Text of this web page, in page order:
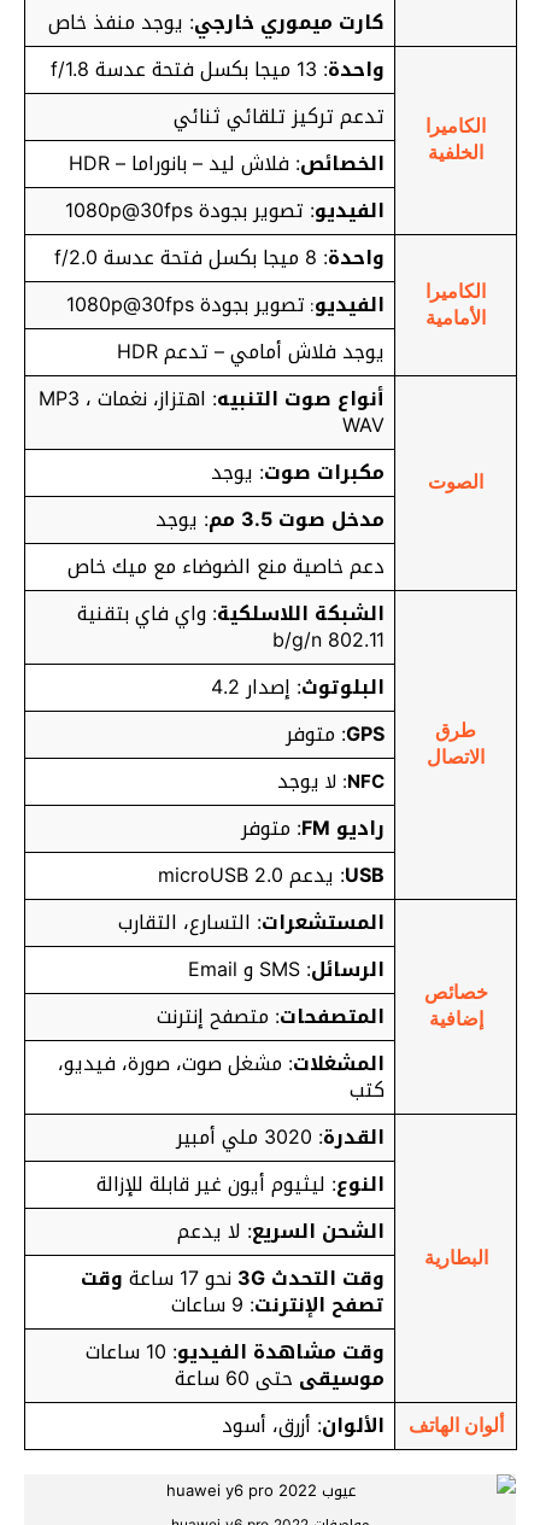
كارت ميموري خارجي: يوجد منفذ خاص
الكاميرا
الخلفية
واحدة: 13 ميجا بكسل فتحة عدسة f/1.8
تدعم تركيز تلقائي ثنائي
الخصائص: فلاش ليد – بانوراما – HDR
الفيديو: تصوير بجودة 1080p@30fps
الكاميرا
الأمامية
واحدة: 8 ميجا بكسل فتحة عدسة f/2.0
الفيديو: تصوير بجودة 1080p@30fps
يوجد فلاش أمامي – تدعم HDR
الصوت
أنواع صوت التنبيه : اهتزاز، نغمات MP3 ،
WAV
مكبرات صوت: يوجد
مدخل صوت 3.5 مم
: يوجد
دعم خاصية منع الضوضاء مع ميك خاص
طرق
الاتصال
الشبكة اللاسلكية: واي فاي بتقنية
802.11 b/g/n
البلوتوث: إصدار 4.2
GPS: متوفر
NFC: لا يوجد
راديو FM
: متوفر
USB: يدعم microUSB 2.0
خصائص
إضافية
المستشعرات: التسارع، التقارب
الرسائل: SMS و Email
المتصفحات: متصفح إنترنت
المشغلات: مشغل صوت، صورة، فيديو،
كتب
البطارية
القدرة: 3020 ملي أمبير
النوع: ليثيوم أيون غير قابلة للإزالة
الشحن السريع: لايدعم
وقت التحدث 3G
نحو 17 ساعة وقت
تصفح الإنترنت: 9 ساعات
وقت مشاهدة الفيديو: 10 ساعات
موسيقى حتى 60 ساعة
ألوان الهاتف الألوان: أزرق، أسود